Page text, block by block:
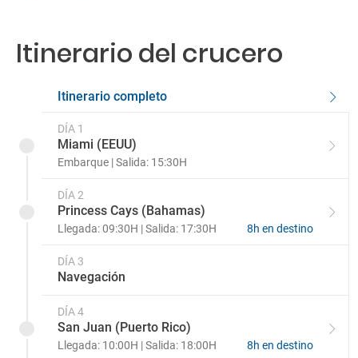
Interior 4C
Interior 4E
Interior 4F
Interior 4G
Interior 4H
Interior con ventana (vista obstruida)
4J
Exterior con Balcón 8M
Exterior con Balcón 7C
Exterior con balcón 8A
Exterior con Balcón
Exterior con Balcón 8C
Exterior con Balcón 8D
Exterior con Balcón 8E
Exterior con Balcón 8N
Itinerario del crucero
Itinerario completo
DÍA 1
Miami (EEUU)
Embarque | Salida: 15:30H
DÍA 2
Princess Cays (Bahamas)
Llegada: 09:30H | Salida: 17:30H 8h en destino
DÍA 3
Navegación
DÍA 4
San Juan (Puerto Rico)
Llegada: 10:00H | Salida: 18:00H 8h en destino